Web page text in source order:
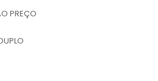
PREÇO